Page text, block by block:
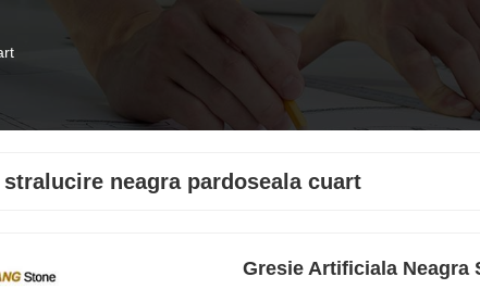
neagra pardoseala cuart
Gresie Artificiala Neagra